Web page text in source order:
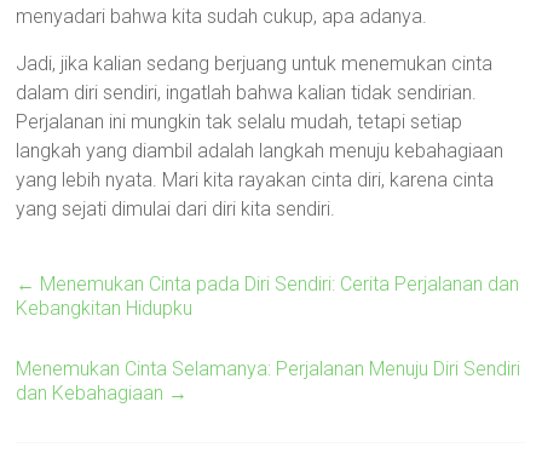
menyadari bahwa kita sudah cukup, apa adanya.
Jadi, jika kalian sedang berjuang untuk menemukan cinta
dalam diri sendiri, ingatlah bahwa kalian tidak sendirian.
Perjalanan ini mungkin tak selalu mudah, tetapi setiap
langkah yang diambil adalah langkah menuju kebahagiaan
yang lebih nyata. Mari kita rayakan cinta diri, karena cinta
yang sejati dimulai dari diri kita sendiri.
← Menemukan Cinta pada Diri Sendiri: Cerita Perjalanan dan
Kebangkitan Hidupku
Menemukan Cinta Selamanya: Perjalanan Menuju Diri Sendiri
dan Kebahagiaan →